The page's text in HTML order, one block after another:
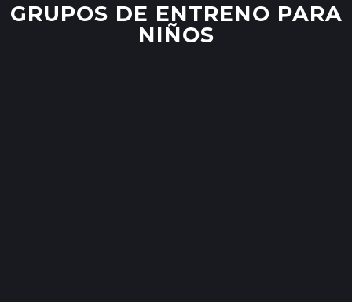
GRUPOS DE ENTRENO PARA
NIÑOS